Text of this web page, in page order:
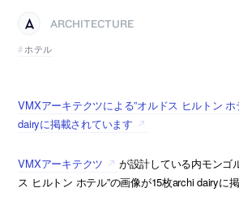
ARCHITECTURE
ホテル
VMXアーキテクツによる”オルドス ヒルトン ホ
dairyに掲載されています
VMXアーキテクツ
が設計している内モンゴ
ス ヒルトン ホテル”の画像が15枚archi dairyに